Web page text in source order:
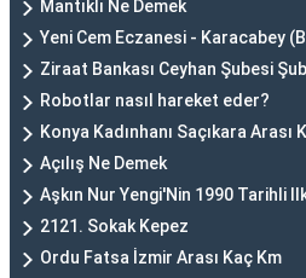
Mantıklı Ne Demek
Yeni Cem Eczanesi - Karacabey
Ziraat Bankası Ceyhan Şubesi
Robotlar nasıl hareket eder?
Konya Kadınhanı Saçıkara Arası
Açılış Ne Demek
Aşkın Nur Yengi'Nin 1990 Tarihli
2121. Sokak Kepez
Ordu Fatsa İzmir Arası Kaç Km